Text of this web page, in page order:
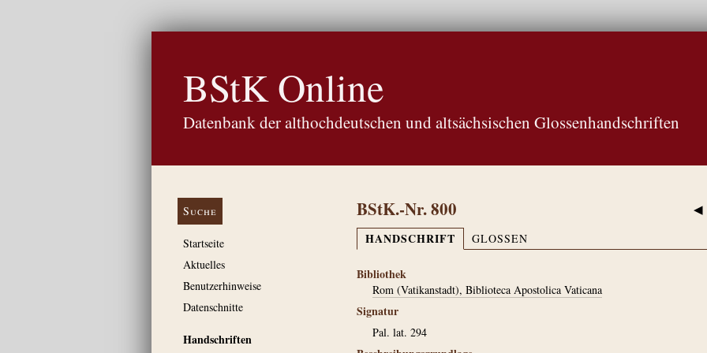
BStK Online
Datenbank der althochdeutschen und altsächsischen Glossenhandschriften
Suche
Startseite
Aktuelles
Benutzerhinweise
Datenschnitte
Handschriften
◀
BStK.-Nr. 800
HANDSCHRIFT GLOSSEN
Bibliothek
Rom (Vatikanstadt), Biblioteca Apostolica Vaticana
Signatur
Pal. lat. 294